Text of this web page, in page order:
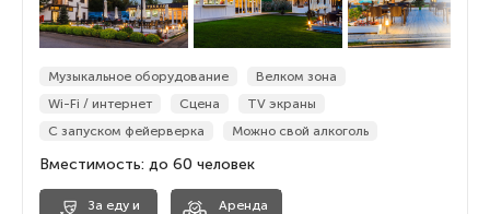
Музыкальное оборудование
Велком зона
Wi-Fi / интернет
Сцена
TV экраны
С запуском фейерверка
Можно свой алкоголь
Вместимость: до 60 человек
За еду и
Аренда